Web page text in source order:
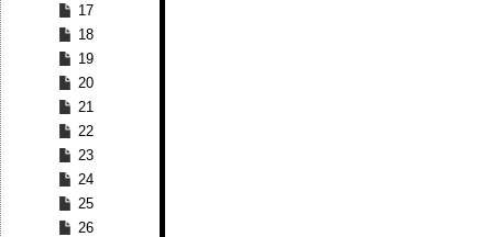
17
18
19
20
21
22
23
24
25
26